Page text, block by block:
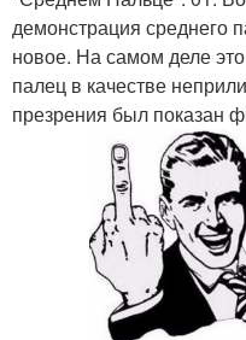
демонстрация среднего
новое. На самом деле
палец в качестве
презрения был показан